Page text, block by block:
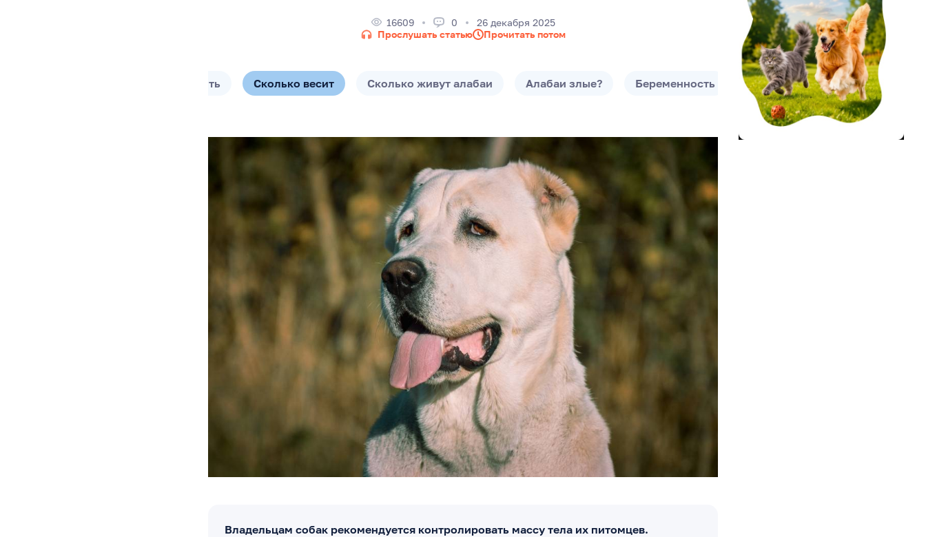
16609 0
26 декабря 2025
Прослушать статью
Прочитать потом
Чем кормить Сколько весит Сколько живут алабаи Алабаи злые? Беременность
Владельцам собак рекомендуется контролировать массу тела их питомцев.